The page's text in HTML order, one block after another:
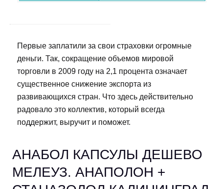
Первые заплатили за свои страховки огромные
деньги. Так, сокращение объемов мировой
торговли в 2009 году на 2,1 процента означает
существенное снижение экспорта из
развивающихся стран. Что здесь действительно
радовало это коллектив, который всегда
поддержит, выручит и поможет.
АНАБОЛ КАПСУЛЫ ДЕШЕВО
МЕЛЕУЗ. АНАПОЛОН +